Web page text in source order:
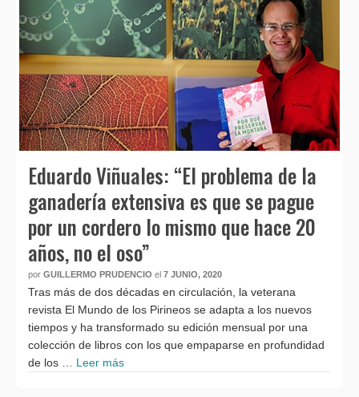
Eduardo Viñuales: “El problema de la
ganadería extensiva es que se pague
por un cordero lo mismo que hace 20
años, no el oso”
por GUILLERMO PRUDENCIO el 7 JUNIO, 2020
Tras más de dos décadas en circulación, la veterana
revista El Mundo de los Pirineos se adapta a los nuevos
tiempos y ha transformado su edición mensual por una
colección de libros con los que empaparse en profundidad
de los … Leer más